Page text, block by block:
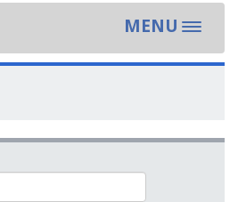
MENU
Toggle